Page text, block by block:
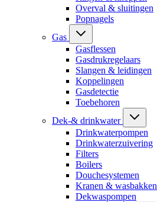
Overval & sluitingen
Popnagels
Gas
Gasflessen
Gasdrukregelaars
Slangen & leidingen
Koppelingen
Gasdetectie
Toebehoren
Dek-& drinkwater
Drinkwaterpompen
Drinkwaterzuivering
Filters
Boilers
Douchesystemen
Kranen & wasbakken
Dekwaspompen